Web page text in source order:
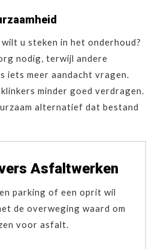
u steken in het onderhoud?
nodig, terwijl andere
iets meer aandacht vragen.
minder goed verdragen.
alternatief dat bestand
Asfaltwerken
parking of een oprit wil
de overweging waard om
voor asfalt.